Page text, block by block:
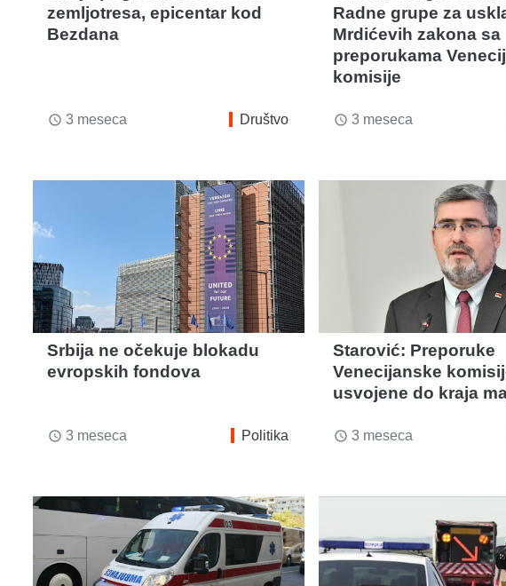
zemljotresa, epicentar kod
Bezdana
access_time 3 meseca Društvo
Radne grupe za
Mrdićevih zakona sa
preporukama
komisije
access_time 3 meseca
Srbija ne očekuje blokadu
evropskih fondova
access_time 3 meseca Politika
Starović: Preporuke
Venecijanske
usvojene do kraja
access_time 3 meseca